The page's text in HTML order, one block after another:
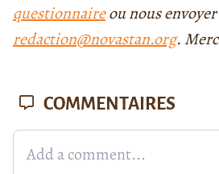
questionnaireou nous
redaction@novastan.org.
COMMENTAIRES